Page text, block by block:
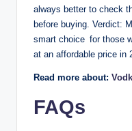
pour des marchés
La question de la
d’être abordée. Skrill
Your Customer)
européennes anti-
processus, qui peut
présente un avantage
always better to check
before buying. Verdict:
smart choice for those
at an affordable price in
Read more about:
FAQs